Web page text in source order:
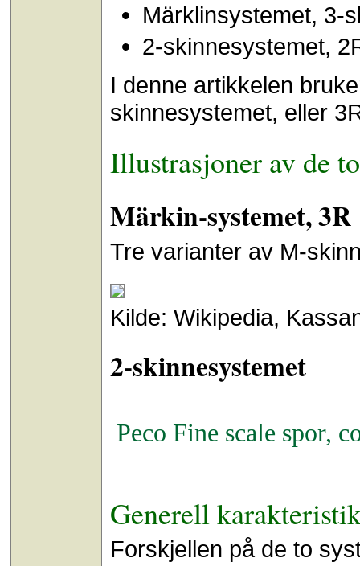
Märklinsystemet, 3-
2-skinnesystemet,
I denne artikkelen
skinnesystemet, eller
Illustrasjoner av de
Märkin-systemet, 3R
Tre varianter av M-
Kilde: Wikipedia,
2-skinnesystemet
Peco Fine scale spor,
Generell
Forskjellen på de to